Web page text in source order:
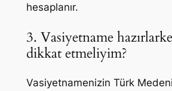
hesaplanır.
3. Vasiyetname
dikkat etmeliyim?
Vasiyetnamenizin Türk